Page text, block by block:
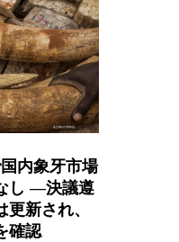
内象牙市場
し ―決議遵
新され、
確認